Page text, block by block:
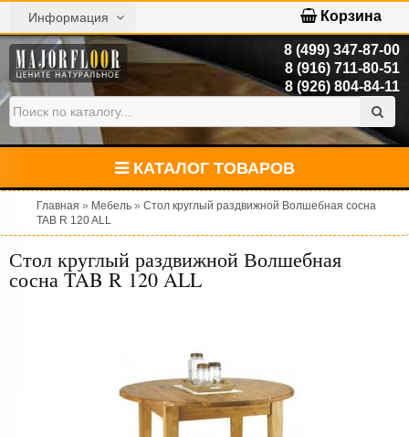
Информация Корзина
8 (499) 347-87-00
8 (916) 711-80-51
8 (926) 804-84-11
КАТАЛОГ ТОВАРОВ
Главная » Мебель » Стол круглый раздвижной Волшебная сосна
TAB R 120 ALL
Стол круглый раздвижной Волшебная
сосна TAB R 120 ALL